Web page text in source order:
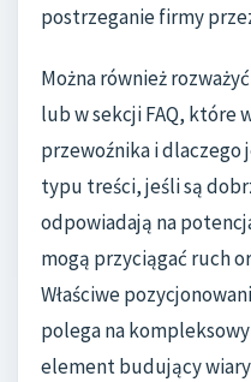
postrzeganie firmy
Można również
lub w sekcji FAQ, które
przewoźnika i dlaczego
typu treści, jeśli są
odpowiadają na
mogą przyciągać ruch
Właściwe
polega na
element budujący